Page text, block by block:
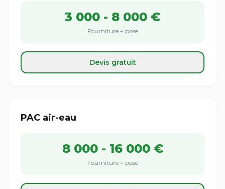
3 000 - 8 000 €
Fourniture + pose
Devis gratuit
PAC air-eau
8 000 - 16 000 €
Fourniture + pose